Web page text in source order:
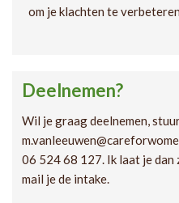
om je klachten te verbeteren.
Deelnemen?
Wil je graag deelnemen,
06 524 68 127. Ik laat je dan
mail je de intake.